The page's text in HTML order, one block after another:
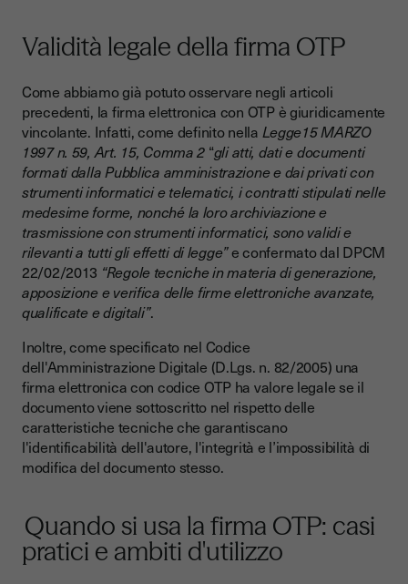
Validità legale della firma OTP
Come abbiamo già potuto osservare negli articoli
precedenti, la firma elettronica con OTP è giuridicamente
vincolante. Infatti, come definito nella Legge15 MARZO
1997 n. 59, Art. 15, Comma 2 “gli atti, dati e documenti
formati dalla Pubblica amministrazione e dai privati con
strumenti informatici e telematici, i contratti stipulati nelle
medesime forme, nonché la loro archiviazione e
trasmissione con strumenti informatici, sono validi e
rilevanti a tutti gli effetti di legge”e confermato dal DPCM
22/02/2013 “Regole tecniche in materia di generazione,
apposizione e verifica delle firme elettroniche avanzate,
qualificate e digitali”.
Inoltre, come specificato nel Codice
dell'Amministrazione Digitale (D.Lgs. n. 82/2005) una
firma elettronica con codice OTP ha valore legale se il
documento viene sottoscritto nel rispetto delle
caratteristiche tecniche che garantiscano
l'identificabilità dell'autore, l'integrità e l’impossibilità di
modifica del documento stesso.
Quando si usa la firma OTP: casi
pratici e ambiti d'utilizzo